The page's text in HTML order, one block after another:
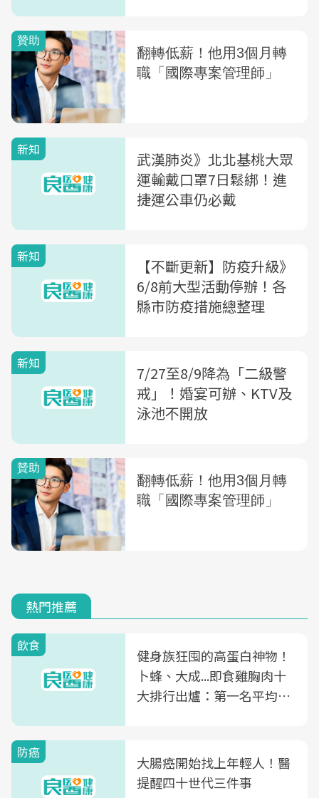
新知
武漢肺炎》北北基桃大眾
運輸戴口罩7日鬆綁！進
捷運公車仍必戴
新知
【不斷更新】防疫升級》
6/8前大型活動停辦！各
縣市防疫措施總整理
新知
7/27至8/9降為「二級警
戒」！婚宴可辦、KTV及
泳池不開放
熱門推薦
飲食
健身族狂囤的高蛋白神物！
卜蜂、大成...即食雞胸肉十
大排行出爐：第一名平均一
防癌
大腸癌開始找上年輕人！醫
提醒四十世代三件事